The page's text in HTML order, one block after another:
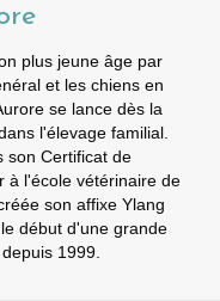
plus jeune âge par
et les chiens en
se lance dès la
l'élevage familial.
son Certificat de
à l'école vétérinaire de
son affixe Ylang
début d'une grande
1999.